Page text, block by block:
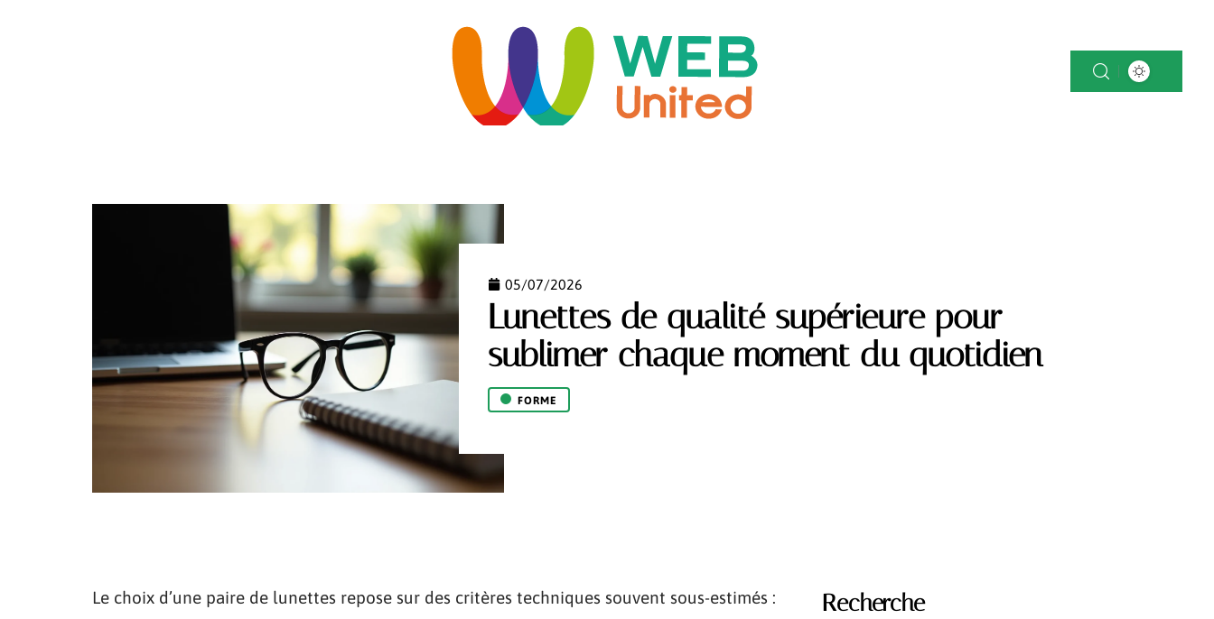
05/07/2026
Lunettes de qualité supérieure pour
sublimer chaque moment du quotidien
FORME
Le choix d’une paire de lunettes repose sur des critères techniques souvent sous-estimés :
Recherche